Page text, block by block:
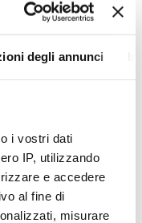
degli annunci
i vostri dati
IP, utilizzando
e accedere
al fine di
misurare
lettere
campagna.
diffuse di quello
alti consumi
oggi è